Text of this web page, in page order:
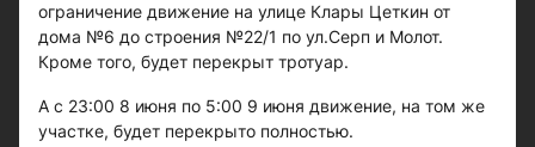
ограничение движение на улице Клары Цеткин от
дома №6 до строения №22/1 по ул.Серп и Молот.
Кроме того, будет перекрыт тротуар.
А с 23:00 8 июня по 5:00 9 июня движение, на том же
участке, будет перекрыто полностью.